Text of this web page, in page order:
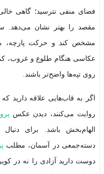
فضای منفی نترسید؛ گاهی
مقصد را بهتر نشان می‌دهد.
مشخص کند و حرکت پارچه،
عکاسی هنگام طلوع و غروب،
روی تپه‌ها واضح‌تر باشند.
اگر به قاب‌هایی علاقه دارید
روایت می‌کنند، دیدن عکس
الهام‌بخش باشد. برای
دسته‌جمعی در آسمان، مطلب
دوست دارید آزادی را نه در